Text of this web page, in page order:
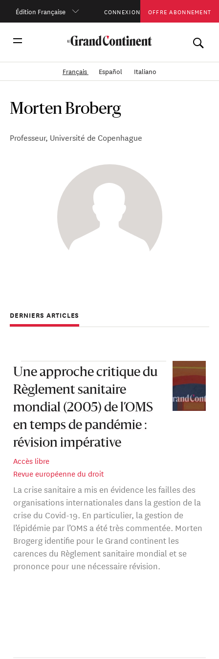
Édition Française CONNEXION OFFRE ABONNEMENT
Français Español Italiano
Morten Broberg
Professeur, Université de Copenhague
DERNIERS ARTICLES
Une approche critique du
Règlement sanitaire
mondial (2005) de l’OMS
en temps de pandémie :
révision impérative
Accès libre
Revue européenne du droit
La crise sanitaire a mis en évidence les failles des
organisations internationales dans la gestion de la
crise du Covid-19. En particulier, la gestion de
l’épidémie par l’OMS a été très commentée. Morten
Brogerg identifie pour le Grand continent les
carences du Règlement sanitaire mondial et se
prononce pour une nécessaire révision.